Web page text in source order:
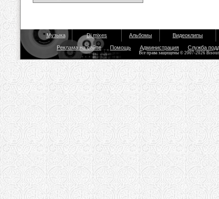
Музыка Dj mixes Альбомы Видеоклипы
Реклама на сайте Помощь Администрация Служба
Все права защищены © 2007-2026